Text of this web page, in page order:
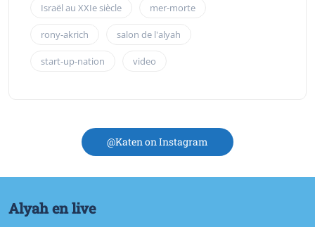
Israël au XXIe siècle mer-morte
rony-akrich salon de l'alyah
start-up-nation video
@Katen on Instagram
Alyah en live